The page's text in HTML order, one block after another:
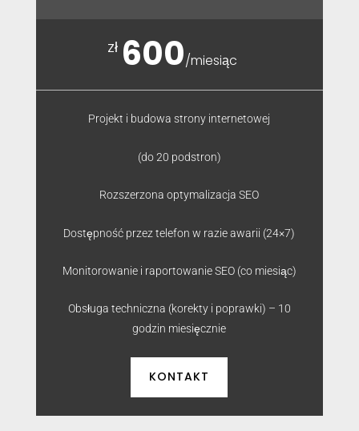
zł 600/miesiąc
Projekt i budowa strony internetowej
(do 20 podstron)
Rozszerzona optymalizacja SEO
Dostępność przez telefon w razie awarii (24×7)
Monitorowanie i raportowanie SEO (co miesiąc)
Obsługa techniczna (korekty i poprawki) – 10
godzin miesięcznie
KONTAKT